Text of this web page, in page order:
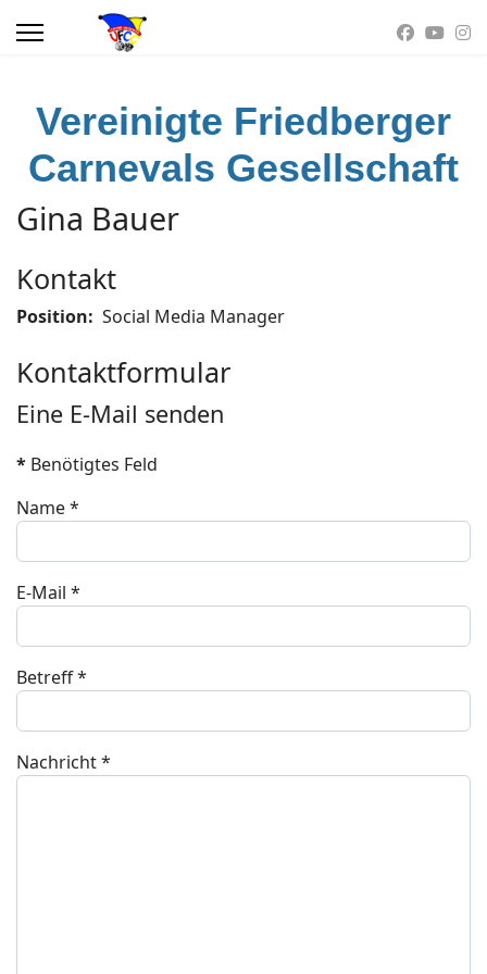
Vereinigte Friedberger
Carnevals Gesellschaft
Gina Bauer
Kontakt
Position: Social Media Manager
Kontaktformular
Eine E-Mail senden
* Benötigtes Feld
Name*
E-Mail *
Betreff*
Nachricht*